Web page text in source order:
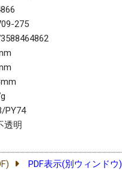
275
PY74
透明
PDF表示(別ウィンドウ)